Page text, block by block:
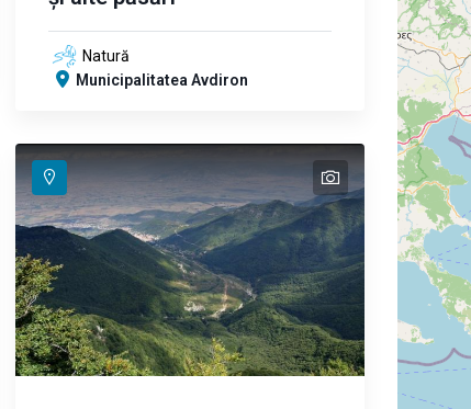
Natură
Municipalitatea Avdiron
text